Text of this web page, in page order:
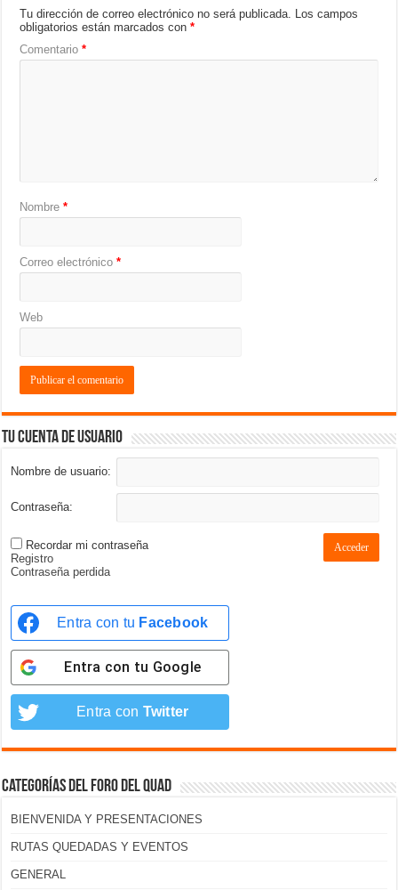
Tu dirección de correo electrónico no será publicada. Los campos
obligatorios están marcados con*
Comentario*
Nombre*
Correo electrónico*
Web
Tu cuenta de usuario
Nombre de usuario:
Contraseña:
Recordar mi contraseña Acceder
Registro
Contraseña perdida
Entra con tu Facebook
Entra con tu Google
Entra con Twitter
Categorías del foro del Quad
BIENVENIDA Y PRESENTACIONES
RUTAS QUEDADAS Y EVENTOS
GENERAL